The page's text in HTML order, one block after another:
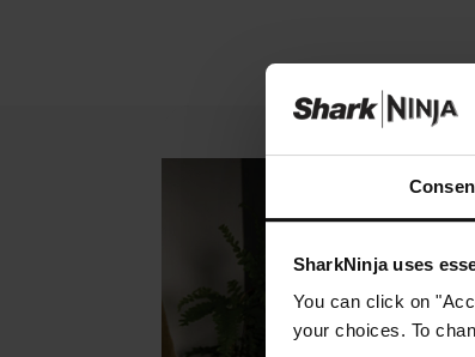
SharkNinja uses
You can click on
your choices. To